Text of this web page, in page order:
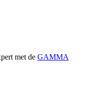
met de GAMMA